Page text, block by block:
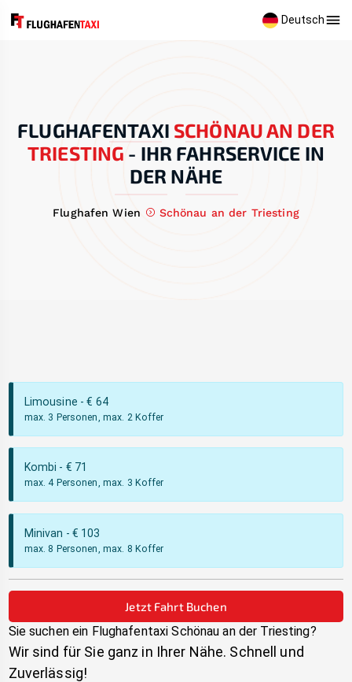
Deutsch
FLUGHAFENTAXI SCHÖNAU AN DER
TRIESTING - IHR FAHRSERVICE IN
DER NÄHE
Flughafen Wien Schönau an der Triesting
Limousine - € 64
max. 3 Personen, max. 2 Koffer
Kombi - € 71
max. 4 Personen, max. 3 Koffer
Minivan - € 103
max. 8 Personen, max. 8 Koffer
Jetzt Fahrt Buchen
Sie suchen ein Flughafentaxi Schönau an der Triesting?
Wir sind für Sie ganz in Ihrer Nähe. Schnell und
Zuverlässig!